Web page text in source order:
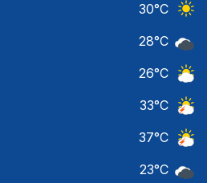
30°C
28°C
26°C
33°C
37°C
23°C